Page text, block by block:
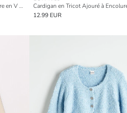
Cardigan en tricot ajouré à encolure en V pour filles
12.99 EUR